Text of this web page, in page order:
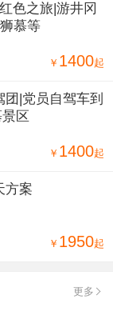
色之旅|游井冈
慕等
￥ 1400起
|党员自驾车到
区
￥ 1400起
方案
￥ 1950起
更多